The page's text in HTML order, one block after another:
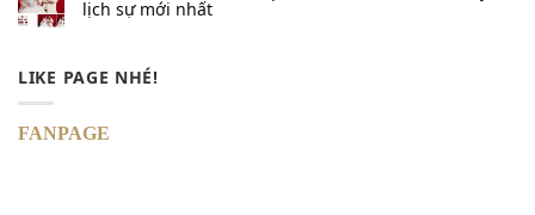
lịch sự mới nhất
LIKE PAGE NHÉ!
FANPAGE